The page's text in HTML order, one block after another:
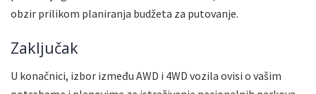
obzir prilikom planiranja budžeta za putovanje.
Zaključak
U konačnici, izbor između AWD i 4WD vozila ovisi o vašim